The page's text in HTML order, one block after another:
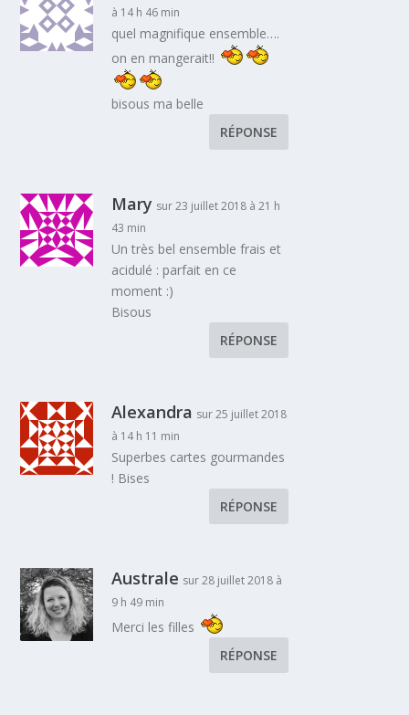
à 14 h 46 min
quel magnifique ensemble….
on en mangerait!!
bisous ma belle
RÉPONSE
Mary sur 23 juillet 2018 à 21 h
43 min
Un très bel ensemble frais et
acidulé : parfait en ce
moment :)
Bisous
RÉPONSE
Alexandra sur 25 juillet 2018
à 14 h 11 min
Superbes cartes gourmandes
! Bises
RÉPONSE
Australe sur 28 juillet 2018 à
9 h 49 min
Merci les filles
RÉPONSE